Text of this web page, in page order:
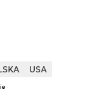
USA